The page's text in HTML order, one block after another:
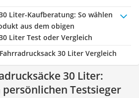
Liter-Kaufberatung: So wählen
aus dem obigen
Liter Test oder Vergleich
30 Liter Vergleich
30 Liter:
Testsieger